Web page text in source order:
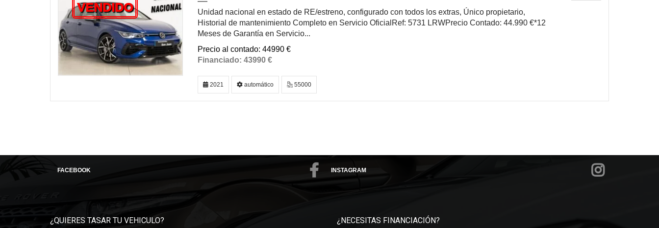
VENDIDO
Unidad nacional en estado de RE/estreno, configurado con todos los extras, Único propietario,
Historial de mantenimiento Completo en Servicio OficialRef: 5731 LRWPrecio Contado: 44.990 €*12
Meses de Garantía en Servicio...
44990 €
43990 €
2021 automático 55000
FACEBOOK INSTAGRAM
¿QUIERES TASAR TU VEHICULO? ¿NECESITAS FINANCIACIÓN?